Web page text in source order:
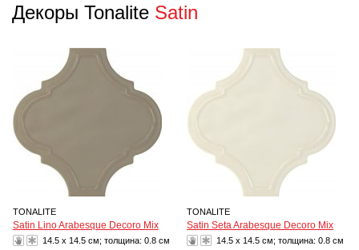
Декоры Tonalite Satin
TONALITE
Satin Lino Arabesque Decoro Mix
14.5 x 14.5 см; толщина: 0.8 см
TONALITE
Satin Seta Arabesque Decoro Mix
14.5 x 14.5 см; толщина: 0.8 см